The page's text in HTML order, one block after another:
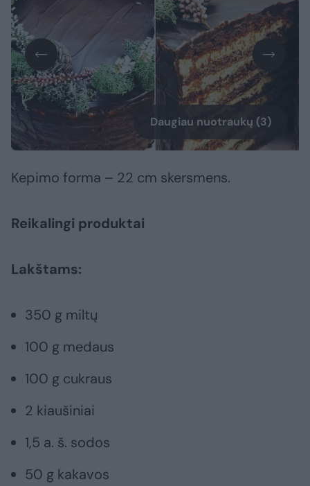
Daugiau nuotraukų (3)
Kepimo forma – 22 cm skersmens.
Reikalingi produktai
Lakštams:
350 g miltų
100 g medaus
100 g cukraus
2 kiaušiniai
1,5 a. š. sodos
50 g kakavos